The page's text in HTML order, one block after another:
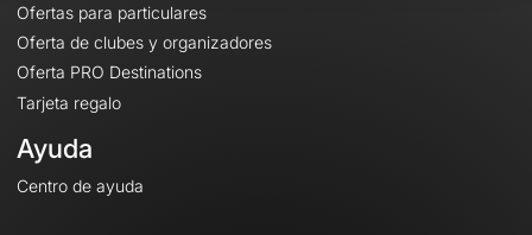
Ofertas para particulares
Oferta de clubes y organizadores
Oferta PRO Destinations
Tarjeta regalo
Ayuda
Centro de ayuda